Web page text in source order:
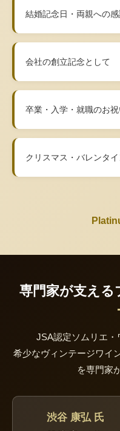
結婚記念日・両親への感
会社の創立記念として
卒業・入学・就職のお祝
クリスマス・バレンタイ
専門家が支え
JSA認定ソムリエ・
希少なヴィンテージワイ
を専門家
渋谷 康弘 氏